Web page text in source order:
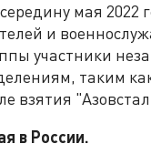
мая
и
участники
таким
взятия
в России.